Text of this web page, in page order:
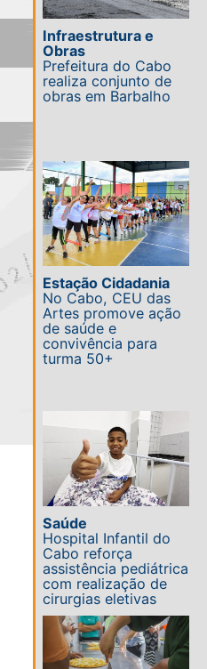
Infraestrutura e
Obras
Prefeitura do Cabo
realiza conjunto de
obras em Barbalho
Estação Cidadania
No Cabo, CEU das
Artes promove ação
de saúde e
convivência para
turma 50+
Saúde
Hospital Infantil do
Cabo reforça
assistência pediátrica
com realização de
cirurgias eletivas